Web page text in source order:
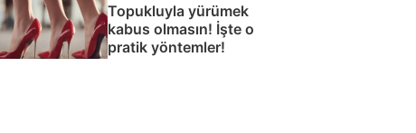
Topukluyla yürümek
kabus olmasın! İşte o
pratik yöntemler!